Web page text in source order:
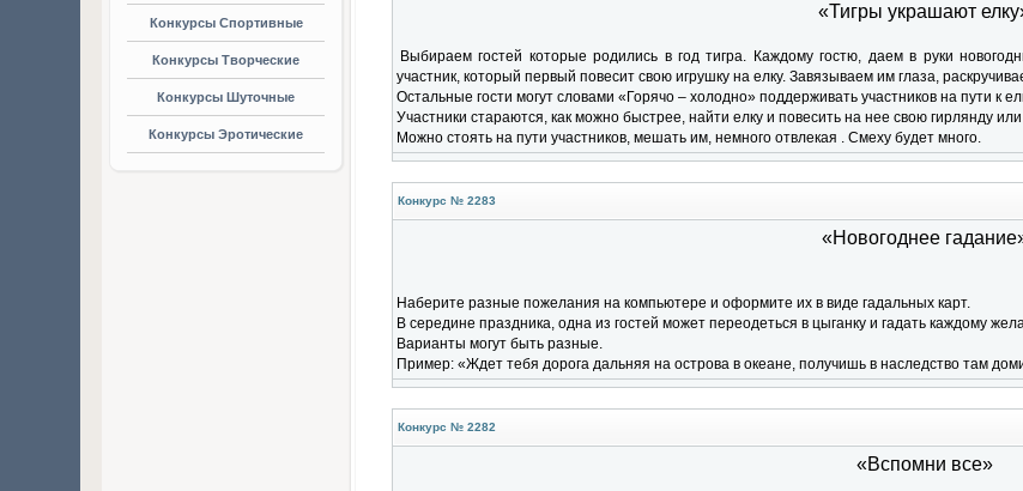
Конкурсы Спортивные
Конкурсы Творческие
Конкурсы Шуточные
Конкурсы Эротические
«Тигры украшают
Выбираем гостей которые родились в год тигра. Каждому гостю, даем в руки
участник, который первый повесит свою игрушку на елку. Завязываем им глаза,
Остальные гости могут словами «Горячо – холодно» поддерживать участников на пути к
Участники стараются, как можно быстрее, найти елку и повесить на нее свою гирлянду или
Можно стоять на пути участников, мешать им, немного отвлекая . Смеху будет много.
Конкурс № 2283
«Новогоднее
Наберите разные пожелания на компьютере и оформите их в виде гадальных карт.
В середине праздника, одна из гостей может переодеться в цыганку и гадать каждому
Варианты могут быть разные.
Пример: «Ждет тебя дорога дальняя на острова в океане, получишь в наследство там
Конкурс № 2282
«Вспомни все»